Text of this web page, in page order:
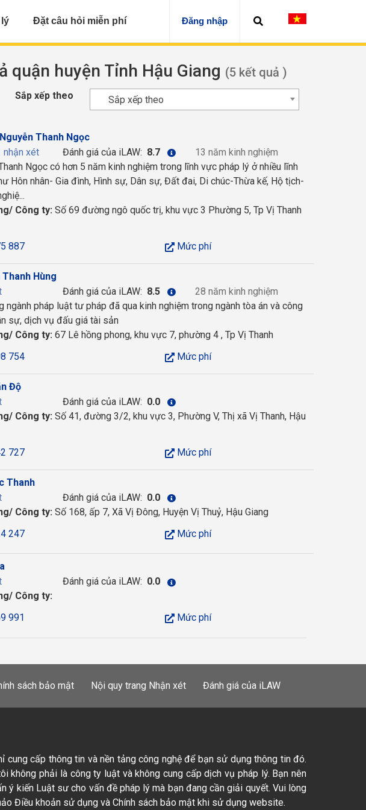
Đặt câu hỏi miễn phí Đăng nhập
huyện Tỉnh Hậu Giang (5 kết quả )
Sắp xếp theo Sắp xếp theo
Thanh Ngọc
nhận xét
Đánh giá của iLAW: 8.7
13 năm kinh nghiệm
Ngọc có hơn 5 năm kinh nghiệm trong lĩnh vực pháp lý ở nhiều lĩnh
Hôn nhân- Gia đình, Hình sự, Dân sự, Đất đai, Di chúc-Thừa kế, Hộ tịch-
Công ty: Số 69 đường ngô quốc trị, khu vực 3 Phường 5, Tp Vị Thanh
887
Mức phí
Thanh Hùng
Đánh giá của iLAW: 8.5
28 năm kinh nghiệm
ngành pháp luật tư pháp đã qua kinh nghiệm trong ngành tòa án và công
sự, dịch vụ đấu giá tài sản
Công ty: 67 Lê hồng phong, khu vực 7, phường 4 , Tp Vị Thanh
754
Mức phí
Độ
Đánh giá của iLAW: 0.0
Công ty: Số 41, đường 3/2, khu vực 3, Phường V, Thị xã Vị Thanh, Hậu
727
Mức phí
Thanh
Đánh giá của iLAW: 0.0
Công ty: Số 168, ấp 7, Xã Vị Đông, Huyện Vị Thuỷ, Hậu Giang
247
Mức phí
Đánh giá của iLAW: 0.0
Công ty:
991
Mức phí
sách bảo mật Nội quy trang Nhận xét Đánh giá của iLAW
cung cấp thông tin và nền tảng công nghệ để bạn sử dụng thông tin đó.
không phải là công ty luật và không cung cấp dịch vụ pháp lý. Bạn nên
ý kiến Luật sư cho vấn đề pháp lý mà bạn đang cần giải quyết. Vui lòng
Điều khoản sử dụng và Chính sách bảo mật khi sử dụng website.